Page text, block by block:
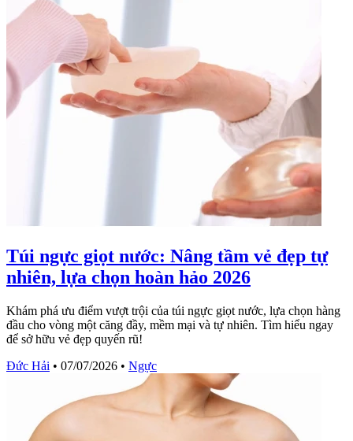
Túi ngực giọt nước: Nâng tầm vẻ đẹp tự
nhiên, lựa chọn hoàn hảo 2026
Khám phá ưu điểm vượt trội của túi ngực giọt nước, lựa chọn hàng
đầu cho vòng một căng đầy, mềm mại và tự nhiên. Tìm hiểu ngay
để sở hữu vẻ đẹp quyến rũ!
Đức Hải • 07/07/2026 • Ngực